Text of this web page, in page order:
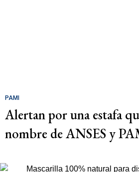
PAMI
Alertan por una estafa
nombre de ANSES y